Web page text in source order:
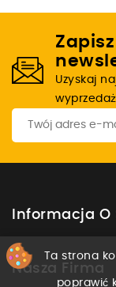
Uzyskaj
Informacja O
Nasza Firma
Ta strona
poprawić